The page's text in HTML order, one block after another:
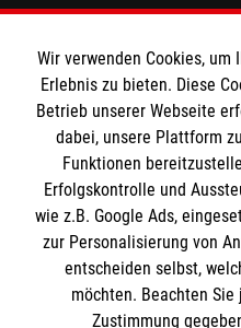
Angebote und
Unsere Kurse
Mitwirken
Ansprechpartner
Standorte
Informationen
Kontakt
Impressum
Datenschutz
Barrierefreiheit
Malteser online
Malteser bundesweit
Malteser im Bistum
Wir verwenden Cookies,
Erlebnis zu bieten. Diese
Betrieb unserer Webseite
dabei, unsere Plattform
Funktionen
Erfolgskontrolle und
wie z.B. Google Ads,
zur Personalisierung von
entscheiden selbst,
möchten. Beachten
Zustimmung